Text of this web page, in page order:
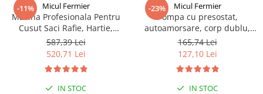
-11% Micul Fermier
Masina Profesionala Pentru
Cusut Saci Rafie, Hartie,
Panza-Plastic 210w taiere
automata, Micul Fermier GF-
1681
587,39 Lei
520,71 Lei
IN STOC
-23% Micul Fermier
Pompa cu presostat,
autoamorsare, corp dublu,
12V, 8 litri / minut, 110PSI, 7.5
bari Pandora
165,74 Lei
127,10 Lei
IN STOC